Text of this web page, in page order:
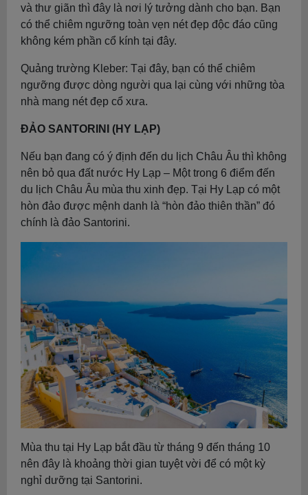
và thư giãn thì đây là nơi lý tưởng dành cho bạn. Bạn
có thể chiêm ngưỡng toàn vẹn nét đẹp độc đáo cũng
không kém phần cổ kính tại đây.
Quảng trường Kleber: Tại đây, bạn có thể chiêm
ngưỡng được dòng người qua lại cùng với những tòa
nhà mang nét đẹp cổ xưa.
ĐẢO SANTORINI (HY LẠP)
Nếu bạn đang có ý định đến du lịch Châu Âu thì không
nên bỏ qua đất nước Hy Lạp – Một trong 6 điểm đến
du lịch Châu Âu mùa thu xinh đẹp. Tại Hy Lạp có một
hòn đảo được mệnh danh là “hòn đảo thiên thần” đó
chính là đảo Santorini.
Mùa thu tại Hy Lạp bắt đầu từ tháng 9 đến tháng 10
nên đây là khoảng thời gian tuyệt vời để có một kỳ
nghỉ dưỡng tại Santorini.